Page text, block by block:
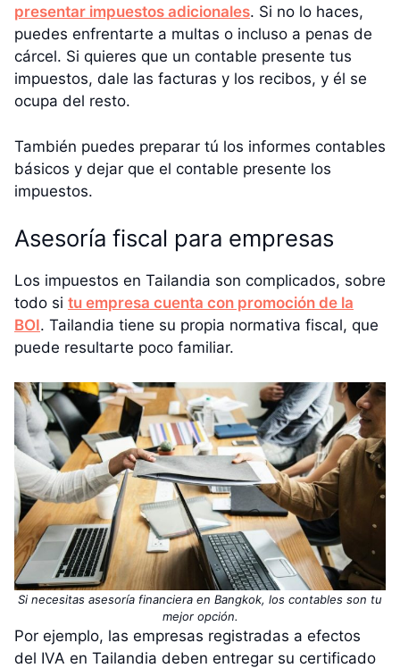
presentar impuestos adicionales. Si no lo haces,
puedes enfrentarte a multas o incluso a penas de
cárcel. Si quieres que un contable presente tus
impuestos, dale las facturas y los recibos, y él se
ocupa del resto.
También puedes preparar tú los informes contables
básicos y dejar que el contable presente los
impuestos.
Asesoría fiscal para empresas
Los impuestos en Tailandia son complicados, sobre
todo si tu empresa cuenta con promoción de la
BOI. Tailandia tiene su propia normativa fiscal, que
puede resultarte poco familiar.
Si necesitas asesoría financiera en Bangkok, los contables son tu
mejor opción.
Por ejemplo, las empresas registradas a efectos
del IVA en Tailandia deben entregar su certificado